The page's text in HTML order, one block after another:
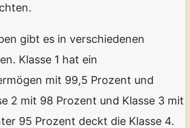
gibt es in verschiedenen
Klasse 1 hat ein
mit 99,5 Prozent und
2 mit 98 Prozent und Klasse 3 mit
95 Prozent deckt die Klasse 4.